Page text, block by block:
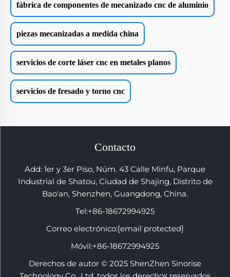
fábrica de componentes de mecanizado cnc de aluminio
piezas mecanizadas a medida china
servicios de corte láser cnc en metales planos
servicios de fresado y torno cnc
Contacto
Add: 1er y 3er Piso, Núm. 43 Calle Minfu, Parque
Industrial de Shatou, Ciudad de Shajing, Distrito de
Bao'an, Shenzhen, Guangdong, China.
Tel:+86-18672994925
Correo electrónico:[email protected]
Móvil:+86-18672994925
Derechos de autor © 2025 ShenZhen Sinorise